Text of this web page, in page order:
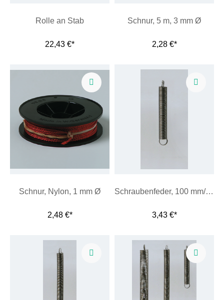
Rolle an Stab
22,43 €*
Schnur, 5 m, 3 mm Ø
2,28 €*
Schnur, Nylon, 1 mm Ø
2,48 €*
Schraubenfeder, 100 mm/max. 12 N
3,43 €*